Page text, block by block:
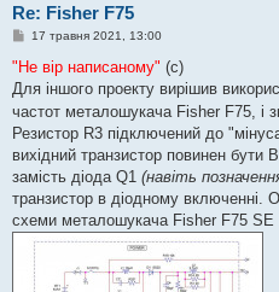
Re: Fisher F75
П
в
д
о
м
л
е
н
н
я
17 травня 2021, 13:00
"Не вір написаному" (с)
Для іншого проекту вирішив
частот металошукача Fisher F75, і
Резистор R3 підключений до
вихідний транзистор повинен
замість діода Q1 (навіть
транзистор в діодному включенні.
схеми металошукача Fisher F75 SE